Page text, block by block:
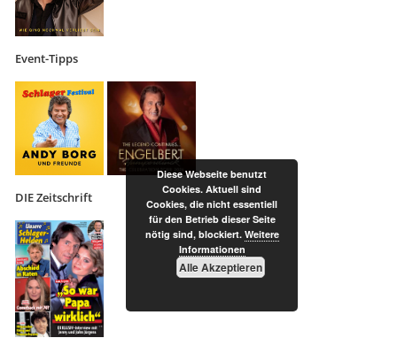
Event-Tipps
DIE Zeitschrift
Diese Webseite benutzt
Cookies. Aktuell sind
Cookies, die nicht essentiell
für den Betrieb dieser Seite
nötig sind, blockiert. Weitere
Informationen
Alle Akzeptieren